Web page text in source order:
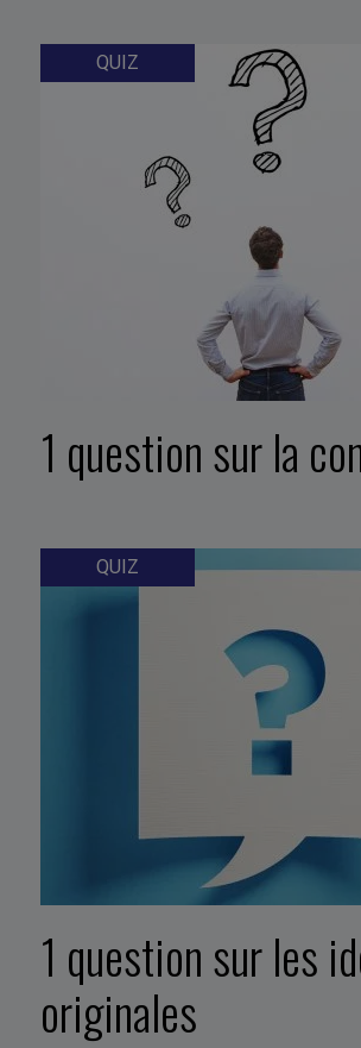
QUIZ
1 question sur la
QUIZ
1 question sur les
originales